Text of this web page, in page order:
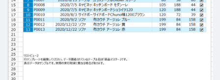
データセット
データの入力規則
テーブル
テーブルデータの更新
テーブルの関連付け
パラメーター
ピボットテーブル